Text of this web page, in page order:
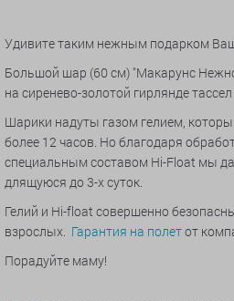
Удивите таким нежным подарком
Большой шар (60 см) "Макарунс
на сиренево-золотой гирлянде тассел
Шарики надуты газом гелием,
более 12 часов. Но благодаря
специальным составом Hi-Float мы
длящуюся до 3-х суток.
Гелий и Hi-float совершенно
взрослых. Гарантия на полетот
Порадуйте маму!